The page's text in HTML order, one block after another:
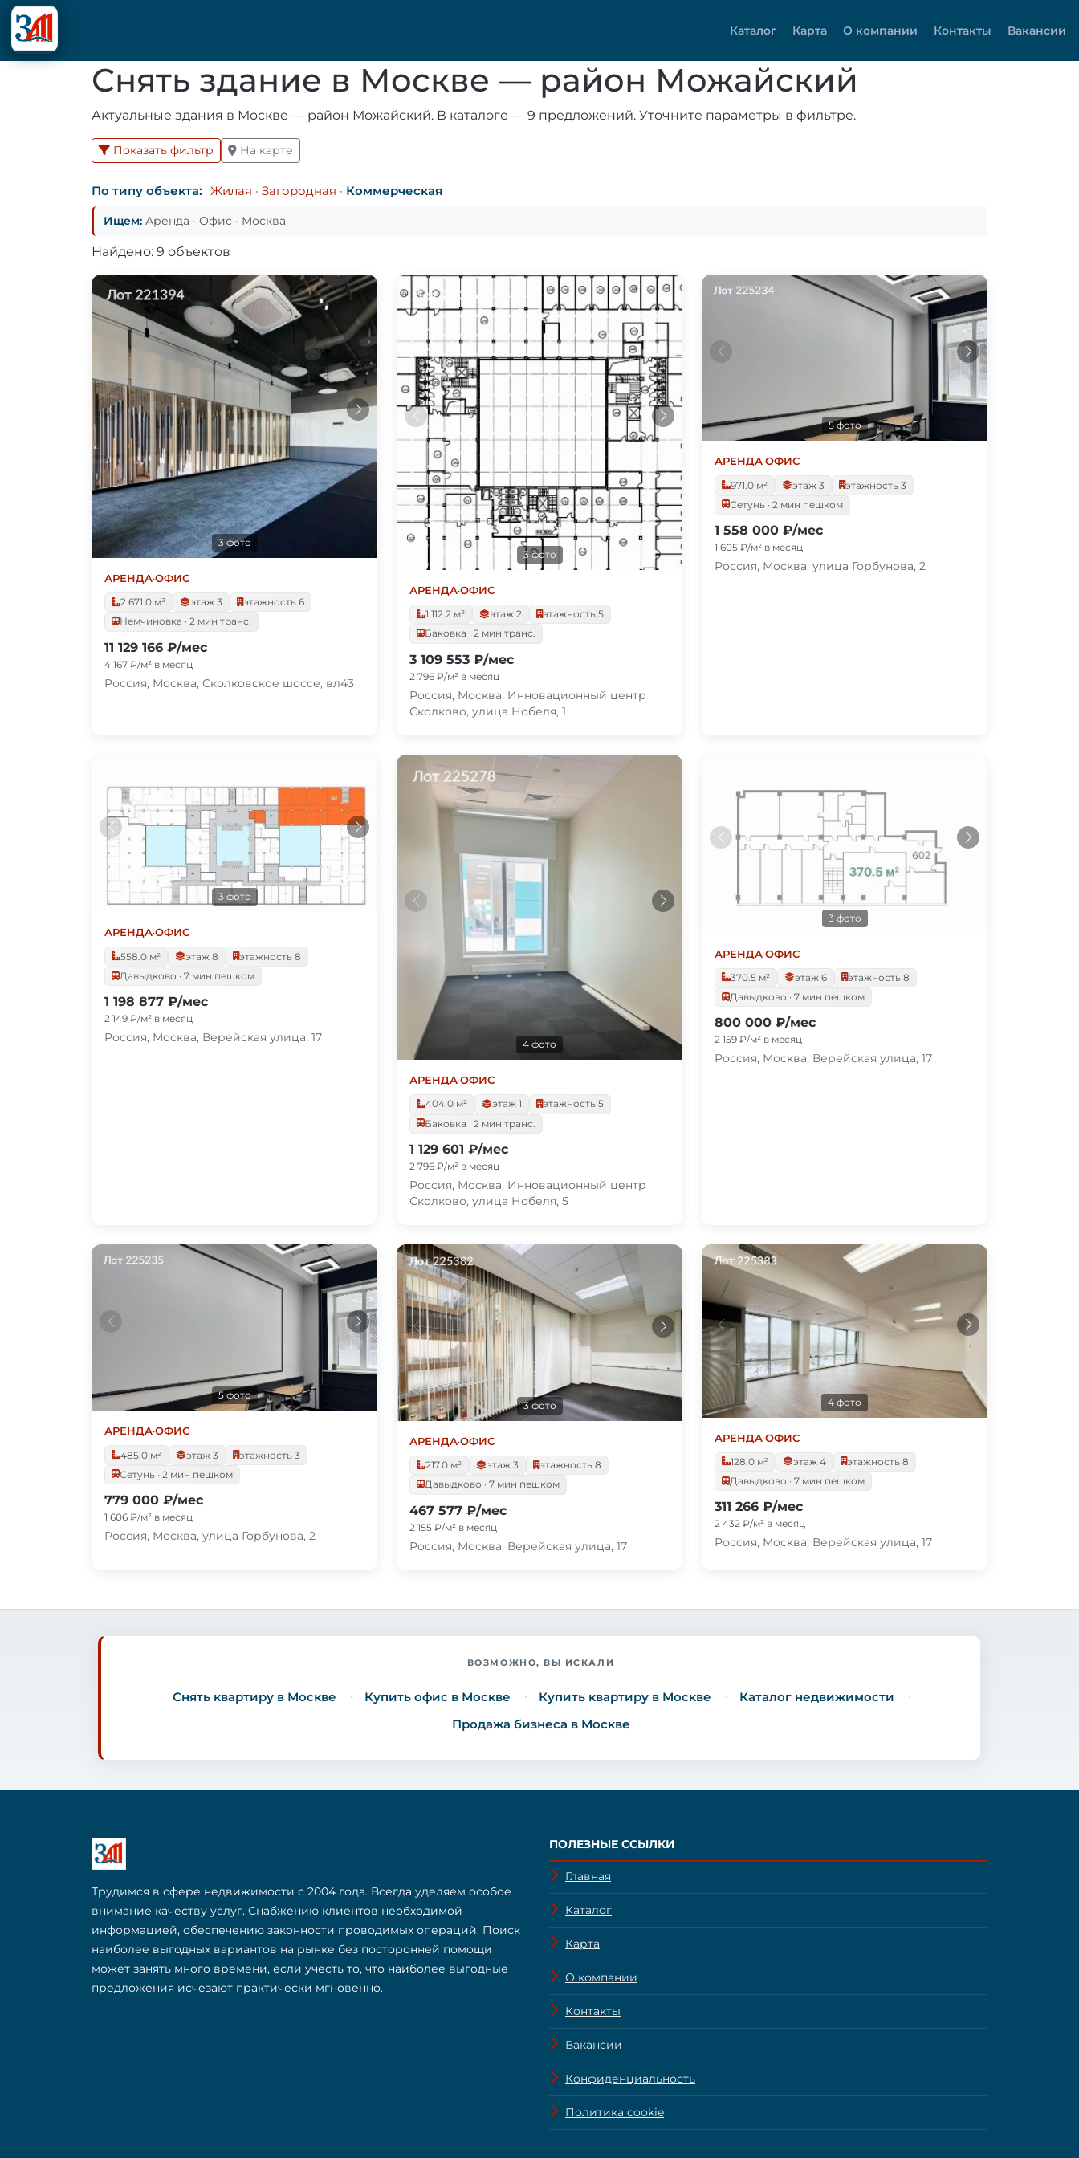
Каталог Карта О компании Контакты Вакансии
Снять здание в Москве — район Можайский
Актуальные здания в Москве — район Можайский. В каталоге — 9 предложений. Уточните параметры в фильтре.
Показать фильтр На карте
По типу объекта: Жилая · Загородная · Коммерческая
Ищем: Аренда · Офис · Москва
Найдено: 9 объектов
3 фото
АРЕНДА·ОФИС
2 671.0 м²
этаж 3
этажность 6
Немчиновка · 2 мин транс.
11 129 166 ₽/мес
4 167 ₽/м² в месяц
Россия, Москва, Сколковское шоссе, вл43
3 фото
АРЕНДА·ОФИС
1 112.2 м²
этаж 2
этажность 5
Баковка · 2 мин транс.
3 109 553 ₽/мес
2 796 ₽/м² в месяц
Россия, Москва, Инновационный центр
Сколково, улица Нобеля, 1
5 фото
АРЕНДА·ОФИС
971.0 м²
этаж 3
этажность 3
Сетунь · 2 мин пешком
1 558 000 ₽/мес
1 605 ₽/м² в месяц
Россия, Москва, улица Горбунова, 2
3 фото
АРЕНДА·ОФИС
558.0 м²
этаж 8
этажность 8
Давыдково · 7 мин пешком
1 198 877 ₽/мес
2 149 ₽/м² в месяц
Россия, Москва, Верейская улица, 17
4 фото
АРЕНДА·ОФИС
404.0 м²
этаж 1
этажность 5
Баковка · 2 мин транс.
1 129 601 ₽/мес
2 796 ₽/м² в месяц
Россия, Москва, Инновационный центр
Сколково, улица Нобеля, 5
3 фото
АРЕНДА·ОФИС
370.5 м²
этаж 6
этажность 8
Давыдково · 7 мин пешком
800 000 ₽/мес
2 159 ₽/м² в месяц
Россия, Москва, Верейская улица, 17
5 фото
АРЕНДА·ОФИС
485.0 м²
этаж 3
этажность 3
Сетунь · 2 мин пешком
779 000 ₽/мес
1 606 ₽/м² в месяц
Россия, Москва, улица Горбунова, 2
3 фото
АРЕНДА·ОФИС
217.0 м²
этаж 3
этажность 8
Давыдково · 7 мин пешком
467 577 ₽/мес
2 155 ₽/м² в месяц
Россия, Москва, Верейская улица, 17
4 фото
АРЕНДА·ОФИС
128.0 м²
этаж 4
этажность 8
Давыдково · 7 мин пешком
311 266 ₽/мес
2 432 ₽/м² в месяц
Россия, Москва, Верейская улица, 17
ВОЗМОЖНО, ВЫ ИСКАЛИ
Снять квартиру в Москве Купить офис в Москве Купить квартиру в Москве
Каталог недвижимости
Продажа бизнеса в Москве
Трудимся в сфере недвижимости с 2004 года. Всегда уделяем особое
внимание качеству услуг. Снабжению клиентов необходимой
информацией, обеспечению законности проводимых операций. Поиск
наиболее выгодных вариантов на рынке без посторонней помощи
может занять много времени, если учесть то, что наиболее выгодные
предложения исчезают практически мгновенно.
ПОЛЕЗНЫЕ ССЫЛКИ
Главная
Каталог
Карта
О компании
Контакты
Вакансии
Конфиденциальность
Политика cookie